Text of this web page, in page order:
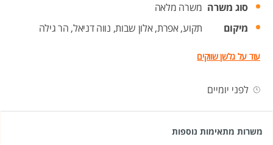
סוג משרה משרה מלאה
מיקום
תקוע,אפרת,אלון שבות, נווה דניאל, הר גילה
עוד על גלשן שווקים
לפני יומיים
משרות מתאימות נוספות